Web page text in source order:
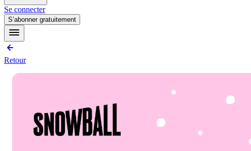
Se connecter
S’abonner gratuitement
Retour